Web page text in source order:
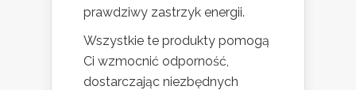
prawdziwy zastrzyk energii.
Wszystkie te produkty pomogą
Ci wzmocnić odporność,
dostarczając niezbędnych